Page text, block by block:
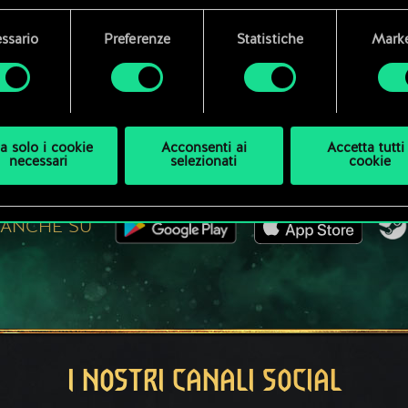
su come utilizziamo i cookie e su come impostare
Preferenze Statistiche
solo i cookie
necessari
Acconsenti ai
selezionati
Accetta tutti
cookie
DICI DI UNA PARTITA A
GIOCA GRATIS SU PC
Questo titolo offre acquisti all'interno del gioco.
SU
I NOSTRI CANALI SOCIAL